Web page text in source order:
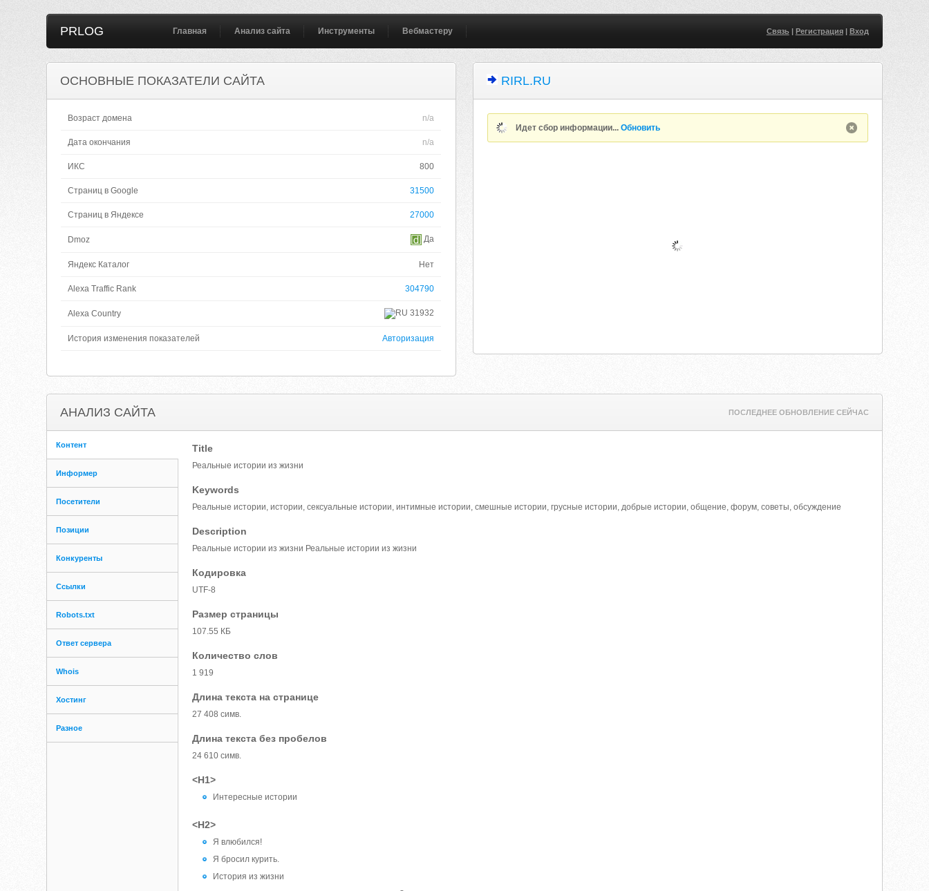
PRLOG Главная Анализ сайта Инструменты Вебмастеру Связь| Регистрация| Вход
ОСНОВНЫЕ ПОКАЗАТЕЛИ САЙТА
Возраст домена n/a
Дата окончания n/a
ИКС 800
Страниц в Google 31500
Страниц в Яндексе 27000
Dmoz Да
Яндекс Каталог Нет
Alexa Traffic Rank 304790
Alexa Country 31932
История изменения показателей Авторизация
RIRL.RU
Идет сбор информации...Обновить
АНАЛИЗ САЙТА ПОСЛЕДНЕЕ ОБНОВЛЕНИЕ СЕЙЧАС
Контент
Информер
Посетители
Позиции
Конкуренты
Ссылки
Robots.txt
Ответ сервера
Whois
Хостинг
Разное
Title
Реальные истории из жизни
Keywords
Реальные истории, истории, сексуальные истории, интимные истории, смешные истории, грусные истории, добрые истории, общение, форум, советы, обсуждение
Description
Реальные истории из жизни Реальные истории из жизни
Кодировка
UTF-8
Размер страницы
107.55 КБ
Количество слов
1 919
Длина текста на странице
27 408 симв.
Длина текста без пробелов
24 610 симв.
<H1>
Интересные истории
<H2>
Я влюбился!
Я бросил курить.
История из жизни